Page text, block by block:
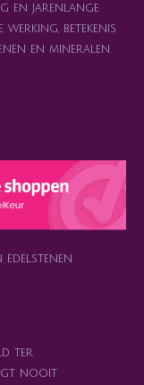
en jarenlange
betekenis
en mineralen.
edelstenen
ter
nooit